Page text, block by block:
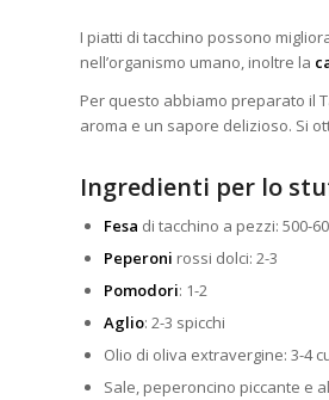
I piatti di tacchino possono
nell’organismo umano, inoltre la
Per questo abbiamo preparato il
aroma e un sapore delizioso. Si
Ingredienti per lo
Fesa di tacchino a pezzi: 500-
Peperoni rossi dolci: 2-3
Pomodori: 1-2
Aglio: 2-3 spicchi
Olio di oliva extravergine: 3-4
Sale, peperoncino piccante e